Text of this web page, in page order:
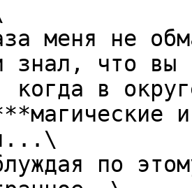
меня не
знал, что вы
когда в
по